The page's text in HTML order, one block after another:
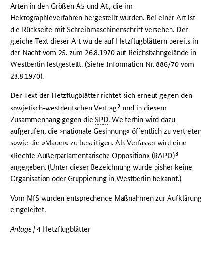
Arten in den Größen A5 und A6, die im
Hektographieverfahren hergestellt wurden. Bei einer Art ist
die Rückseite mit Schreibmaschinenschrift versehen. Der
gleiche Text dieser Art wurde auf Hetzflugblättern bereits in
der Nacht vom 25. zum 26.8.1970 auf Reichsbahngelände in
Westberlin festgestellt. (Siehe Information Nr. 886/70 vom
28.8.1970).
Der Text der Hetzflugblätter richtet sich erneut gegen den
sowjetisch-westdeutschen Vertrag2 und in diesem
Zusammenhang gegen dieSPD. Weiterhin wird dazu
aufgerufen, die »nationale Gesinnung« öffentlich zu vertreten
sowie die »Mauer« zu beseitigen. Als Verfasser wird eine
»Rechte Außerparlamentarische Opposition« (RAPO)3
angegeben. (Unter dieser Bezeichnung wurde bisher keine
Organisation oder Gruppierung in Westberlin bekannt.)
Vom MfS wurden entsprechende Maßnahmen zur Aufklärung
eingeleitet.
Anlage |4 Hetzflugblätter